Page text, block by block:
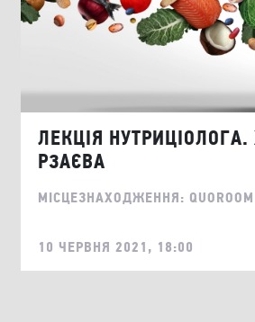
ЛЕКЦІЯ
РЗАЄВА
МІСЦЕЗНАХОДЖЕННЯ: QUOROOM
10 ЧЕРВНЯ 2021, 18:00